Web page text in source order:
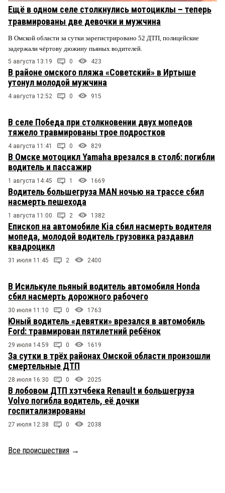
Ещё в одном селе столкнулись мотоциклы – теперь
травмированы две девочки и мужчина
В Омской области за сутки зарегистрировано 52 ДТП, полицейские
задержали чёртову дюжину пьяных водителей.
5 августа 13:19 0 423
В районе омского пляжа «Советский» в Иртыше
утонул молодой мужчина
4 августа 12:52 0 915
В селе Победа при столкновении двух мопедов
тяжело травмированы трое подростков
4 августа 11:41 0 829
В Омске мотоцикл Yamaha врезался в столб: погибли
водитель и пассажир
1 августа 14:45 1 1669
Водитель большегруза MAN ночью на трассе сбил
насмерть пешехода
1 августа 11:00 2 1382
Епископ на автомобиле Kia сбил насмерть водителя
мопеда, молодой водитель грузовика раздавил
квадроцикл
31 июля 11:45 2 2400
В Исилькуле пьяный водитель автомобиля Honda
сбил насмерть дорожного рабочего
30 июля 11:10 0 1763
Юный водитель «девятки» врезался в автомобиль
Ford: травмирован пятилетний ребёнок
29 июля 14:59 0 1619
За сутки в трёх районах Омской области произошли
смертельные ДТП
28 июля 16:30 0 2025
В лобовом ДТП хэтчбека Renault и большегруза
Volvo погибла водитель, её дочки
госпитализированы
27 июля 12:38 0 2038
Все происшествия →